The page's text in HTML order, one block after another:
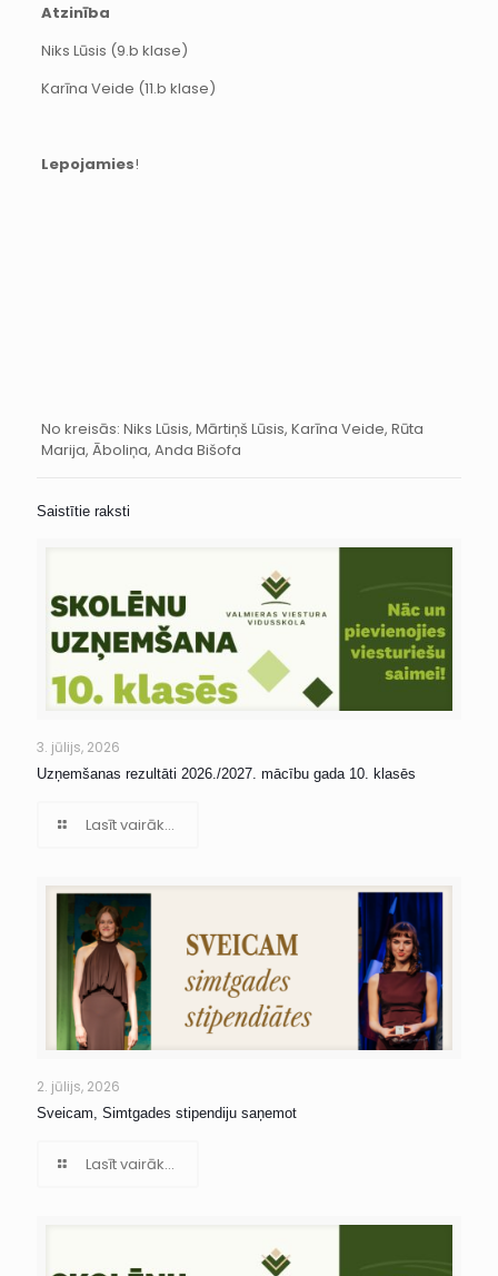
Atzinība
Niks Lūsis (9.b klase)
Karīna Veide (11.b klase)
Lepojamies!
No kreisās: Niks Lūsis, Mārtiņš Lūsis, Karīna Veide, Rūta
Marija, Āboliņa, Anda Bišofa
Saistītie raksti
3. jūlijs, 2026
Uzņemšanas rezultāti 2026./2027. mācību gada 10. klasēs
Lasīt vairāk...
2. jūlijs, 2026
Sveicam, Simtgades stipendiju saņemot
Lasīt vairāk...